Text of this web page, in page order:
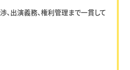
、出演義務、権利管理まで一貫して